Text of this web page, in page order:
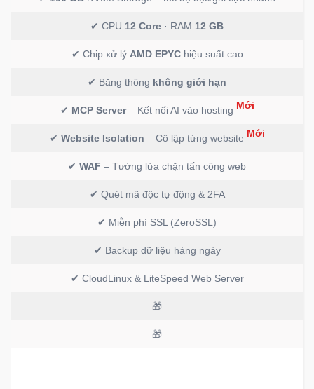
✔ CPU 12 Core · RAM 12 GB
✔ Chip xử lý AMD EPYChiệu suất cao
✔ Băng thông không giới hạn
✔ MCP Server– Kết nối AI vào hosting Mới
✔ Website Isolation – Cô lập từng website Mới
✔ WAF – Tường lửa chặn tấn công web
✔ Quét mã độc tự động & 2FA
✔ Miễn phí SSL (ZeroSSL)
✔ Backup dữ liệu hàng ngày
✔ CloudLinux & LiteSpeed Web Server
🎁
🎁